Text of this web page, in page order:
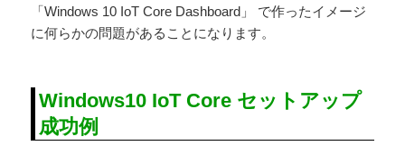
「Windows 10 IoT Core Dashboard」 で作ったイメージ
に何らかの問題があることになります。
Windows10 IoT Core セットアップ
成功例